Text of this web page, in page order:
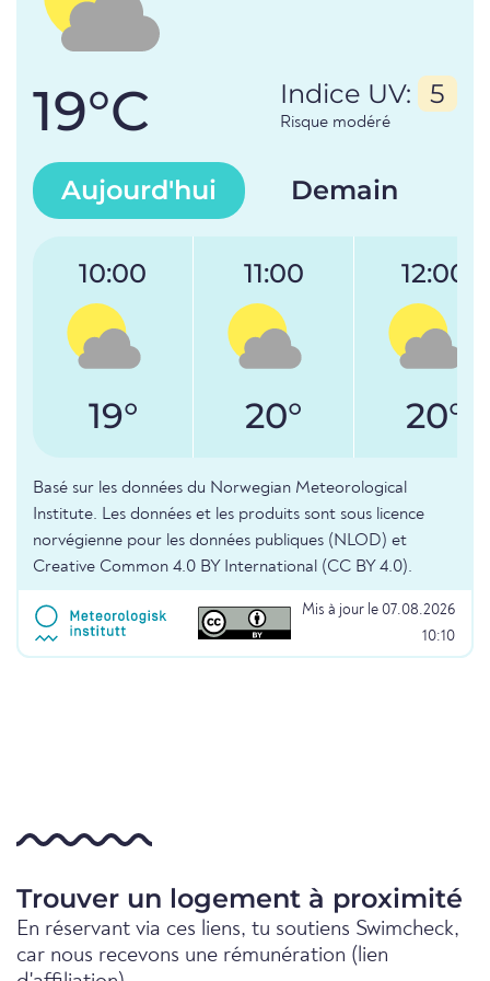
19°C Indice UV: 5
Risque modéré
Aujourd'hui Demain
10:00
19°
11:00
20°
12:00
20°
Basé sur les données du Norwegian Meteorological
Institute. Les données et les produits sont sous licence
norvégienne pour les données publiques (NLOD) et
Creative Common 4.0 BY International (CC BY 4.0).
Mis à jour le 07.08.2026
10:10
Trouver un logement à proximité
En réservant via ces liens, tu soutiens Swimcheck,
car nous recevons une rémunération (lien